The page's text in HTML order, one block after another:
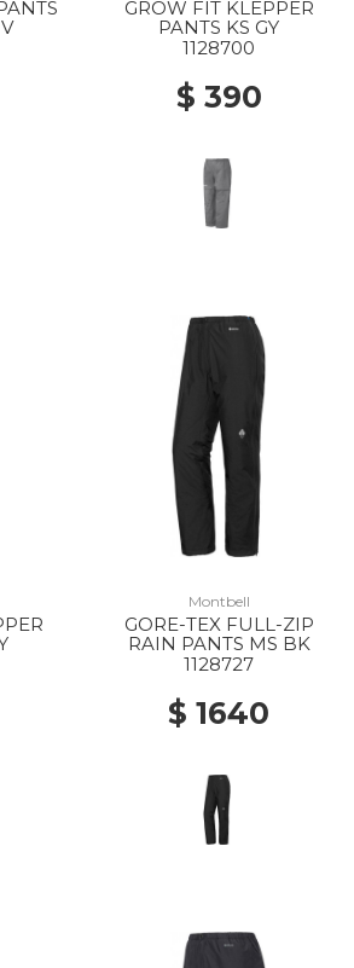
GROW FIT KLEPPER
PANTS KS GY
1128700
$ 390
Montbell
GORE-TEX FULL-ZIP
RAIN PANTS MS BK
1128727
$ 1640